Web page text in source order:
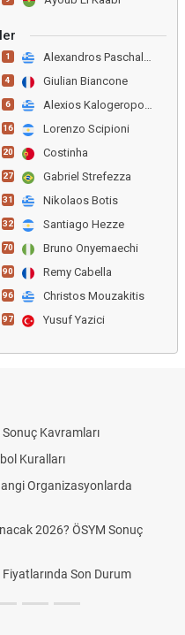
1 Alexandros Paschalakis
4 Giulian Biancone
6 Alexios Kalogeropoulos
16 Lorenzo Scipioni
20 Costinha
27 Gabriel Strefezza
31 Nikolaos Botis
32 Santiago Hezze
70 Bruno Onyemaechi
90 Remy Cabella
96 Christos Mouzakitis
97 Yusuf Yazici
Kavramları
Kuralları
Organizasyonlarda
2026? ÖSYM Sonuç
Son Durum